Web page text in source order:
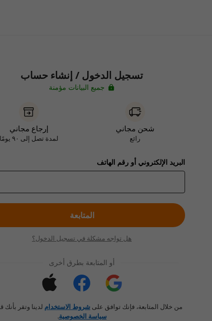
تسجيل الدخول / إنشاء حساب
جميع البيانات مؤمنة
شحن مجاني
رائع
إرجاع مجاني
لمدة تصل إلى ٩٠ يومًا
البريد الإلكتروني أو رقم الهاتف
المتابعة
هل تواجه مشكلة في تسجيل الدخول؟
أو المتابعة بطرق أخرى
من خلال المتابعة، فإنك توافق على شروط الاستخدام لدينا وتقر بأنك
سياسة الخصوصية.